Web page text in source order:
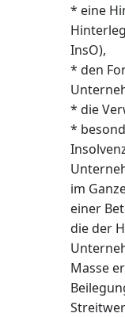
* eine
InsO),
* den
* die
*
im
einer
die der
Masse